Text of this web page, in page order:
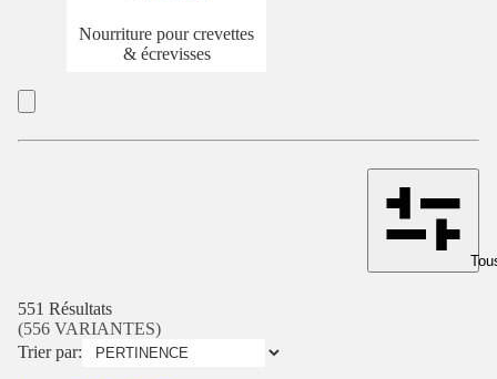
Nourriture pour crevettes
& écrevisses
551 Résultats
(556 VARIANTES)
Trier par: